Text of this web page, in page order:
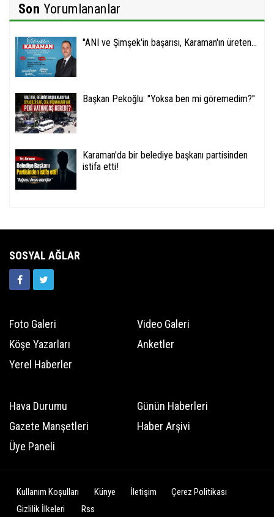
Son Yorumlananlar
''ANI ve Şimşek'in başarısı, Karaman'ın üreten...
Başkan Pekoğlu: ''Yoksa ben mi göremedim?''
Karaman'da bir belediye başkanı partisinden
istifa etti!
SOSYAL AĞLAR
Foto Galeri
Video Galeri
Köşe Yazarları
Anketler
Yerel Haberler
Hava Durumu
Günün Haberleri
Gazete Manşetleri
Haber Arşivi
Üye Paneli
Kullanım Koşulları Künye İletişim
Çerez Politikası
Gizlilik İlkeleri
Rss